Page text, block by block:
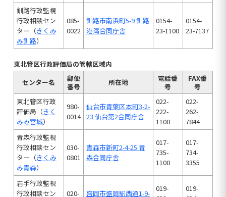
釧路行政監視
行政相談セン
ター（きくみ
み釧路）
085-
0022
釧路市南浜町5-9 釧路
港湾合同庁舎
0154-
23-1100
0154-
23-7137
東北管区行政評価局の管轄区域内
センター名
郵便
番号
所在地
電話番
号
FAX番
号
東北管区行政
評価局（きく
みみ宮城）
980-
0014
仙台市青葉区本町3-2-
23 仙台第2合同庁舎
022-
222-
1100
022-
262-
7844
青森行政監視
行政相談セン
ター（きくみ
み青森）
030-
0801
青森市新町2-4-25 青
森合同庁舎
017-
735-
1100
017-
734-
3355
岩手行政監視
行政相談セン
020-
盛岡市盛岡駅西通1-9-
019-
019-